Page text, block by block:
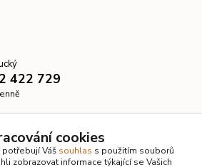
422 729
cookies
Váš souhlas s použitím souborů
zobrazovat informace týkající se Vašich